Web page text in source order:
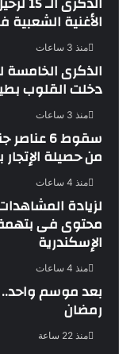
الأغنية
منذ 3 ساعات
الذكرى الخامسة
دخلت القلوب
منذ 3 ساعات
من حصيلة الإتجار
منذ 4 ساعات
لزيادة
محتوى فى
الإسكندرية
منذ 4 ساعات
بعد موسم واحد..
رمضان
منذ 22 ساعة